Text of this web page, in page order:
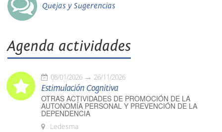
Quejas y Sugerencias
Agenda actividades
08/01/2026 26/11/2026
Estimulación Cognitiva
OTRAS ACTIVIDADES DE PROMOCIÓN DE LA
AUTONOMÍA PERSONAL Y PREVENCIÓN DE LA
DEPENDENCIA
Ledesma